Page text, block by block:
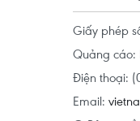
Giấy phép
Quảng cáo:
Điện thoại:
Email: